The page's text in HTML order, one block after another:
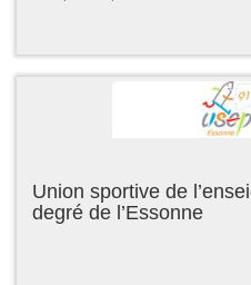
Union sportive de
degré de l’Essonne